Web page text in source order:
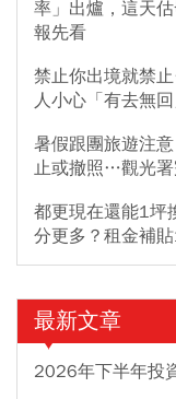
率」出爐，這天
報先看
禁止你出境就禁
人小心「有去無
暑假跟團旅遊注
止或撤照…觀光
都更現在還能1坪
分更多？租金補
最新文章
2026年下半年投